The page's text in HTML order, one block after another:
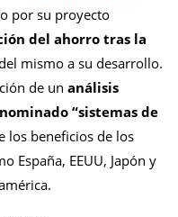
por su proyecto
del ahorro tras la
mismo a su desarrollo.
de un análisis
“sistemas de
los beneficios de los
España, EEUU, Japón y